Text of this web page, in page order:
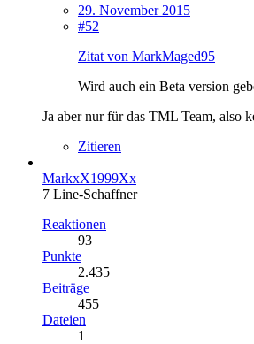
29. November 2015
#52
Zitat von MarkMaged95
Wird auch ein Beta version
Ja aber nur für das TML Team, also
Zitieren
MarkxX1999Xx
7 Line-Schaffner
Reaktionen
93
Punkte
2.435
Beiträge
455
Dateien
1